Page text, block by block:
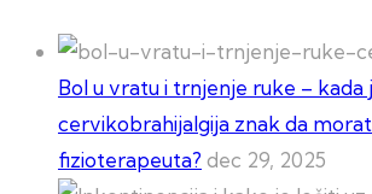
Bol u vratu i trnjenje ruke – kada
cervikobrahijalgija znak da
fizioterapeuta? dec 29, 2025